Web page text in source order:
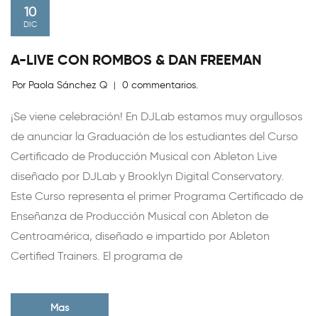
10
DIC
A-LIVE CON ROMBOS & DAN FREEMAN
Por Paola Sánchez Q | 0 commentarios.
¡Se viene celebración! En DJLab estamos muy orgullosos
de anunciar la Graduación de los estudiantes del Curso
Certificado de Producción Musical con Ableton Live
diseñado por DJLab y Brooklyn Digital Conservatory.
Este Curso representa el primer Programa Certificado de
Enseñanza de Producción Musical con Ableton de
Centroamérica, diseñado e impartido por Ableton
Certified Trainers. El programa de
Mas